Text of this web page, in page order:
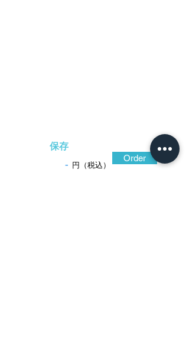
保存
- 円（税込）
Order